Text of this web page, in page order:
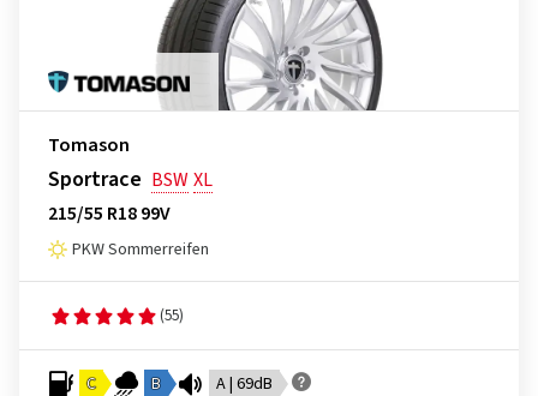
Tomason
Sportrace BSWXL
215/55 R18 99V
PKW Sommerreifen
(55)
C B A | 69dB